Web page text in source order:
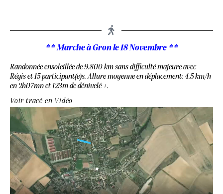
** Marche à Gron le 18 Novembre **
Randonnée ensoleillée de 9.800 km sans difficulté majeure avec
Régis et 15 participant(e)s. Allure moyenne en déplacement: 4.5 km/h
en 2h07mn et 123m de dénivelé +.
Voir tracé en Vidéo